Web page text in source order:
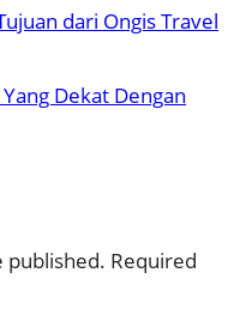
dari Ongis Travel
Dekat Dengan
published. Required